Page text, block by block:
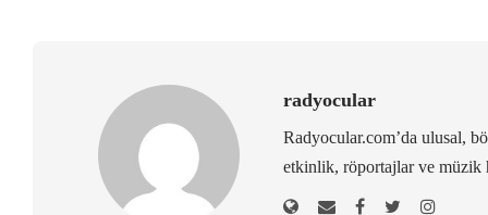
radyocular
Radyocular.com’da ulusal,
etkinlik, röportajlar ve müzik